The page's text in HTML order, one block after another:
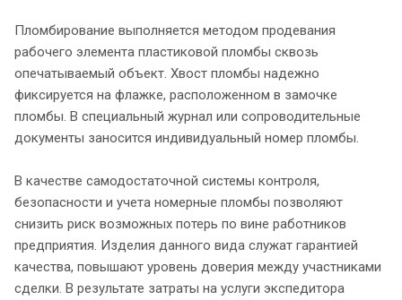
Пломбирование выполняется методом продевания
рабочего элемента пластиковой пломбы сквозь
опечатываемый объект. Хвост пломбы надежно
фиксируется на флажке, расположенном в замочке
пломбы. В специальный журнал или сопроводительные
документы заносится индивидуальный номер пломбы.
В качестве самодостаточной системы контроля,
безопасности и учета номерные пломбы позволяют
снизить риск возможных потерь по вине работников
предприятия. Изделия данного вида служат гарантией
качества, повышают уровень доверия между участниками
сделки. В результате затраты на услуги экспедитора